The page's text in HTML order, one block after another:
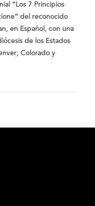
“Los 7 Principios
del reconocido
en Español, con una
de los Estados
Colorado y